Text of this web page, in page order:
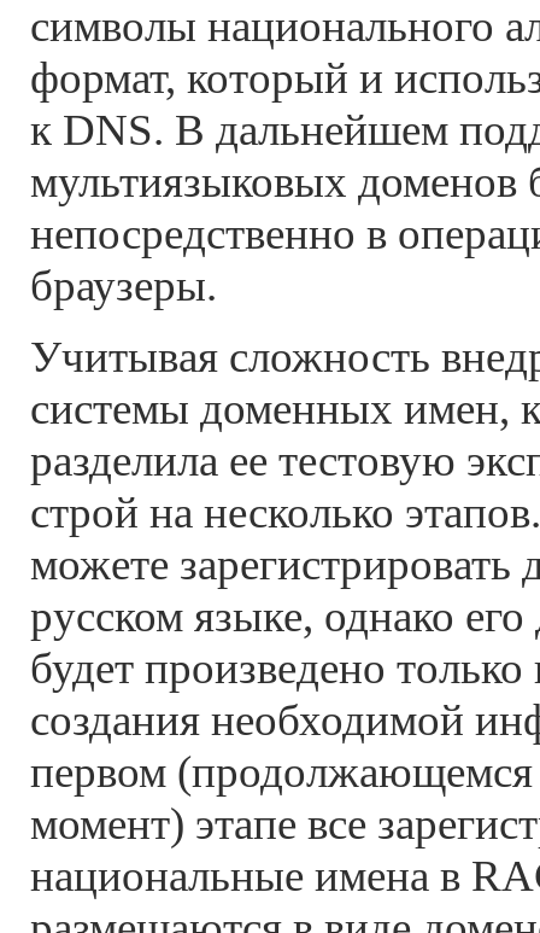
символы национального
формат, который и
к DNS. В дальнейшем
мультиязыковых доменов
непосредственно в
браузеры.
Учитывая сложность
системы доменных имен,
разделила ее тестовую
строй на несколько
можете
русском языке, однако его
будет произведено
создания необходимой
первом (продолжающемся
момент) этапе все
национальные имена в